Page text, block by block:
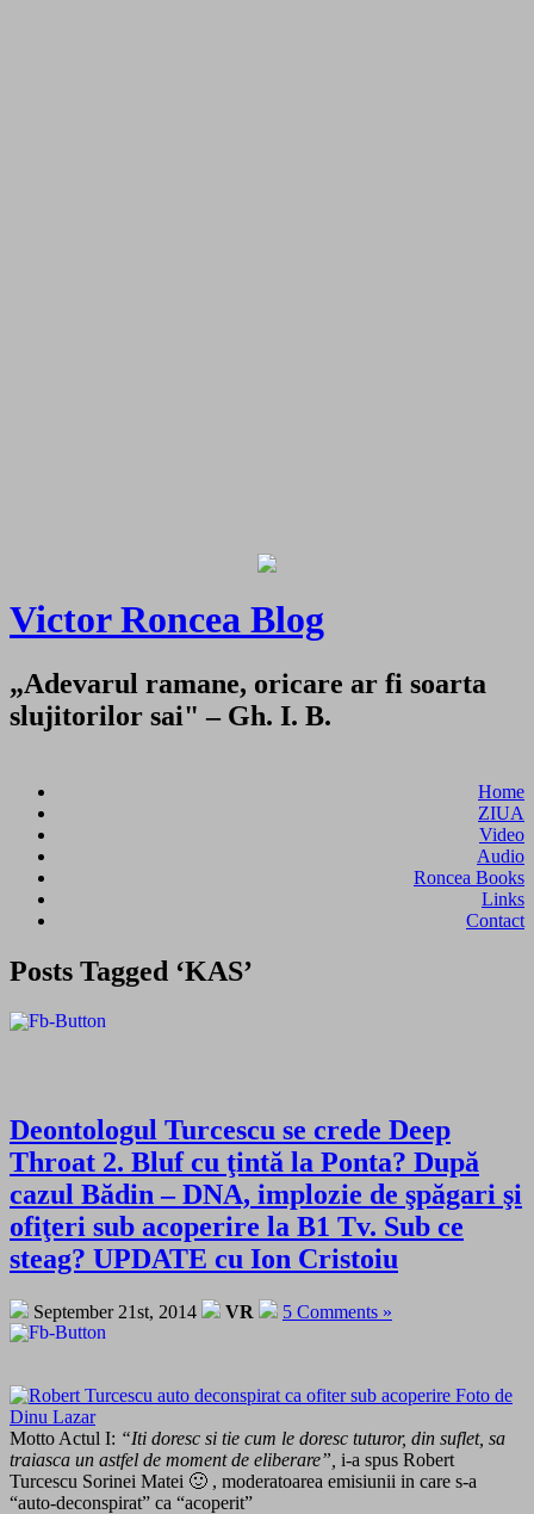
Victor Roncea Blog
„Adevarul ramane, oricare ar fi soarta
slujitorilor sai" – Gh. I. B.
Home
ZIUA
Video
Audio
Roncea Books
Links
Contact
Posts Tagged ‘KAS’
Deontologul Turcescu se crede Deep
Throat 2. Bluf cu ţintă la Ponta? După
cazul Bădin – DNA, implozie de şpăgari şi
ofiţeri sub acoperire la B1 Tv. Sub ce
steag? UPDATE cu Ion Cristoiu
September 21st, 2014 VR 5 Comments »
Motto Actul I: “Iti doresc si tie cum le doresc tuturor, din suflet, sa
traiasca un astfel de moment de eliberare”, i-a spus Robert
Turcescu Sorinei Matei 🙂 , moderatoarea emisiunii in care s-a
“auto-deconspirat” ca “acoperit”